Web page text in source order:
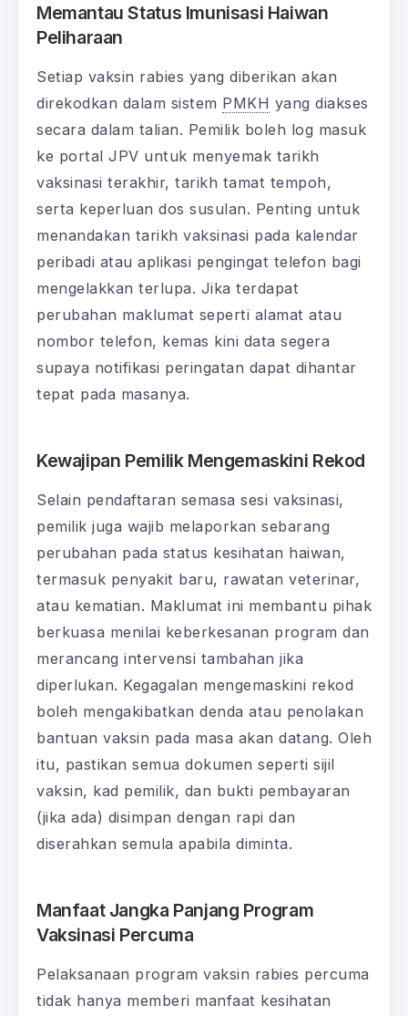
Memantau Status Imunisasi Haiwan
Peliharaan
Setiap vaksin rabies yang diberikan akan
direkodkan dalam sistem PMKH yang diakses
secara dalam talian. Pemilik boleh log masuk
ke portal JPV untuk menyemak tarikh
vaksinasi terakhir, tarikh tamat tempoh,
serta keperluan dos susulan. Penting untuk
menandakan tarikh vaksinasi pada kalendar
peribadi atau aplikasi pengingat telefon bagi
mengelakkan terlupa. Jika terdapat
perubahan maklumat seperti alamat atau
nombor telefon, kemas kini data segera
supaya notifikasi peringatan dapat dihantar
tepat pada masanya.
Kewajipan Pemilik Mengemaskini Rekod
Selain pendaftaran semasa sesi vaksinasi,
pemilik juga wajib melaporkan sebarang
perubahan pada status kesihatan haiwan,
termasuk penyakit baru, rawatan veterinar,
atau kematian. Maklumat ini membantu pihak
berkuasa menilai keberkesanan program dan
merancang intervensi tambahan jika
diperlukan. Kegagalan mengemaskini rekod
boleh mengakibatkan denda atau penolakan
bantuan vaksin pada masa akan datang. Oleh
itu, pastikan semua dokumen seperti sijil
vaksin, kad pemilik, dan bukti pembayaran
(jika ada) disimpan dengan rapi dan
diserahkan semula apabila diminta.
Manfaat Jangka Panjang Program
Vaksinasi Percuma
Pelaksanaan program vaksin rabies percuma
tidak hanya memberi manfaat kesihatan